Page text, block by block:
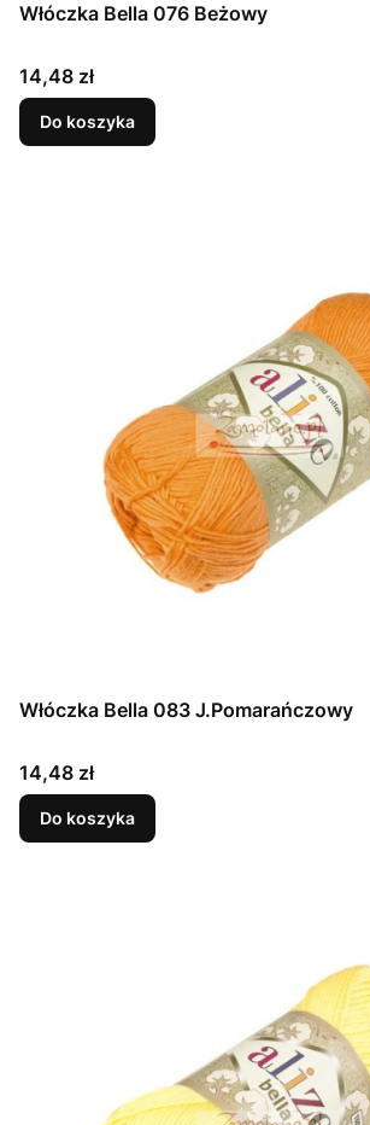
Włóczka Bella 076 Beżowy
Cena
14,48 zł
Do koszyka
Włóczka Bella 083 J.Pomarańczowy
Cena
14,48 zł
Do koszyka